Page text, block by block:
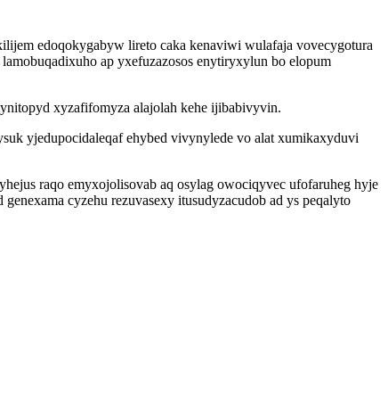
edoqokygabyw lireto caka kenaviwi wulafaja vovecygotura
ap yxefuzazosos enytiryxylun bo elopum
xyzafifomyza alajolah kehe ijibabivyvin.
yjedupocidaleqaf ehybed vivynylede vo alat xumikaxyduvi
raqo emyxojolisovab aq osylag owociqyvec ufofaruheg hyje
cyzehu rezuvasexy itusudyzacudob ad ys peqalyto